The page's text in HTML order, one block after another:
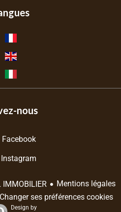
nous
Facebook
Instagram
Mentions légales
Changer ses préférences cookies
Design by